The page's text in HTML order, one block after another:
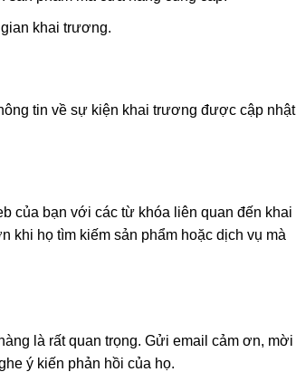
khai trương.
tin về sự kiện khai trương được cập nhật
của bạn với các từ khóa liên quan đến khai
khi họ tìm kiếm sản phẩm hoặc dịch vụ mà
là rất quan trọng. Gửi email cảm ơn, mời
ý kiến phản hồi của họ.